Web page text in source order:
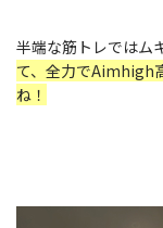
半端な筋トレではム
て、全力でAimhigh
ね！